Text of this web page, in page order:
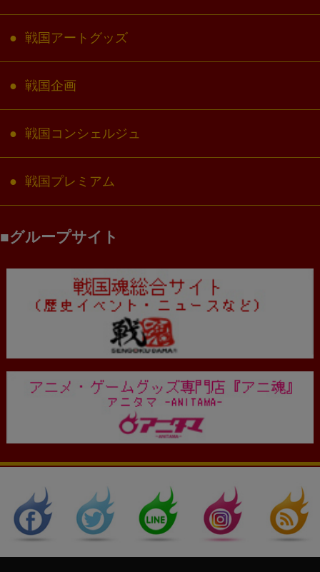
戦国アートグッズ
戦国企画
戦国コンシェルジュ
戦国プレミアム
グループサイト